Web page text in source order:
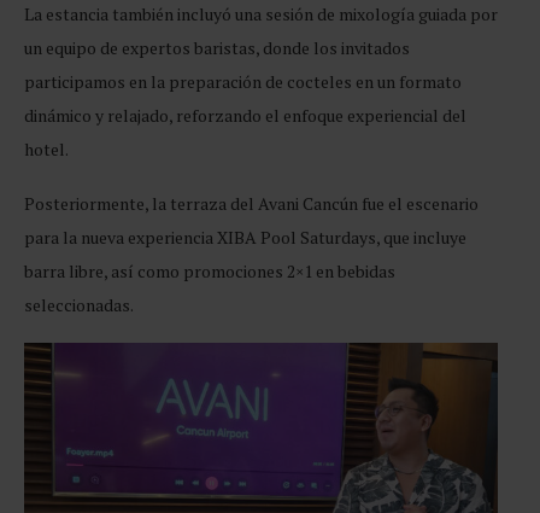
La estancia también incluyó una sesión de mixología guiada por
un equipo de expertos baristas, donde los invitados
participamos en la preparación de cocteles en un formato
dinámico y relajado, reforzando el enfoque experiencial del
hotel.
Posteriormente, la terraza del Avani Cancún fue el escenario
para la nueva experiencia XIBA Pool Saturdays, que incluye
barra libre, así como promociones 2×1 en bebidas
seleccionadas.